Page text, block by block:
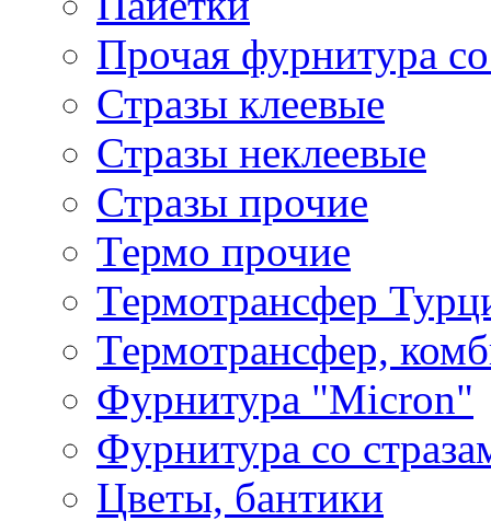
Прочая фурнитура
Стразы клеевые
Стразы неклеевые
Стразы прочие
Термо прочие
Термотрансфер
Термотрансфер,
Фурнитура "Micron"
Фурнитура со
Цветы, бантики